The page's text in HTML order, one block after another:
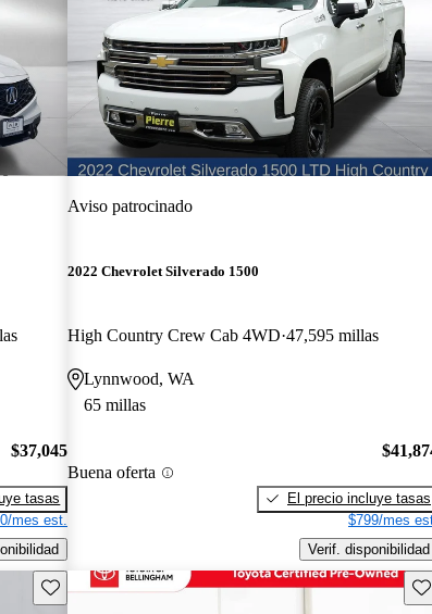
$37,045
tasas
mes est.
Aviso patrocinado
2022 Chevrolet Silverado 1500
High Country Crew Cab 4WD 47,595 millas
Lynnwood, WA
65 millas
Buena oferta
El precio incluye tasas
$799/mes
Verif. disponibilidad
Guarda este Aviso